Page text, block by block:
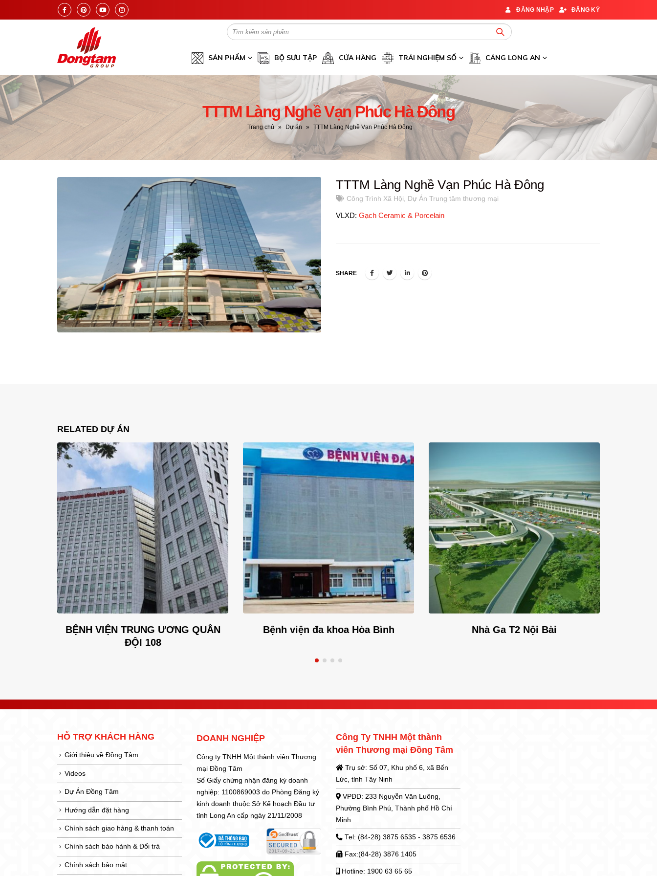
ĐĂNG NHẬP ĐĂNG KÝ
SẢN PHẨM BỘ SƯU TẬP CỬA HÀNG TRẢI NGHIỆM SỐ CẢNG LONG AN
TTTM Làng Nghề Vạn Phúc Hà Đông
Trang chủ » Dự án » TTTM Làng Nghề Vạn Phúc Hà Đông
TTTM Làng Nghề Vạn Phúc Hà Đông
Công Trình Xã Hội, Dự Án Trung tâm thương mại
VLXD: Gạch Ceramic & Porcelain
SHARE
RELATED DỰ ÁN
BỆNH VIỆN TRUNG ƯƠNG QUÂN
ĐỘI 108
Bệnh viện đa khoa Hòa Bình Nhà Ga T2 Nội Bài
HỖ TRỢ KHÁCH HÀNG
Giới thiệu về Đồng Tâm
Videos
Dự Án Đồng Tâm
Hướng dẫn đặt hàng
Chính sách giao hàng & thanh toán
Chính sách bảo hành & Đổi trả
Chính sách bảo mật
DOANH NGHIỆP
Công ty TNHH Một thành viên Thương
mại Đồng Tâm
Số Giấy chứng nhận đăng ký doanh
nghiệp: 1100869003 do Phòng Đăng ký
kinh doanh thuộc Sở Kế hoạch Đầu tư
tỉnh Long An cấp ngày 21/11/2008
Công Ty TNHH Một thành
viên Thương mại Đồng Tâm
Trụ sở: Số 07, Khu phố 6, xã Bến
Lức, tỉnh Tây Ninh
VPĐD: 233 Nguyễn Văn Luông,
Phường Bình Phú, Thành phố Hồ Chí
Minh
Tel: (84-28) 3875 6535 - 3875 6536
Fax:(84-28) 3876 1405
Hotline: 1900 63 65 65